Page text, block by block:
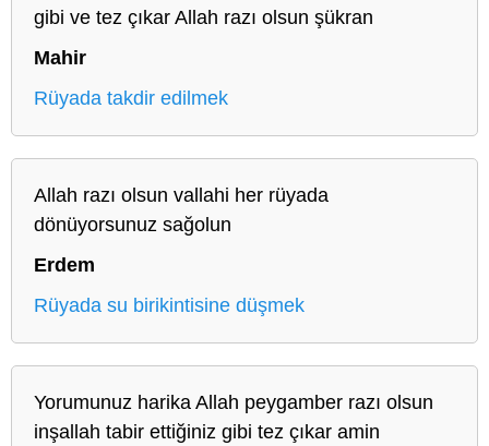
gibi ve tez çıkar Allah razı olsun şükran
Mahir
Rüyada takdir edilmek
Allah razı olsun vallahi her rüyada
dönüyorsunuz sağolun
Erdem
Rüyada su birikintisine düşmek
Yorumunuz harika Allah peygamber razı olsun
inşallah tabir ettiğiniz gibi tez çıkar amin